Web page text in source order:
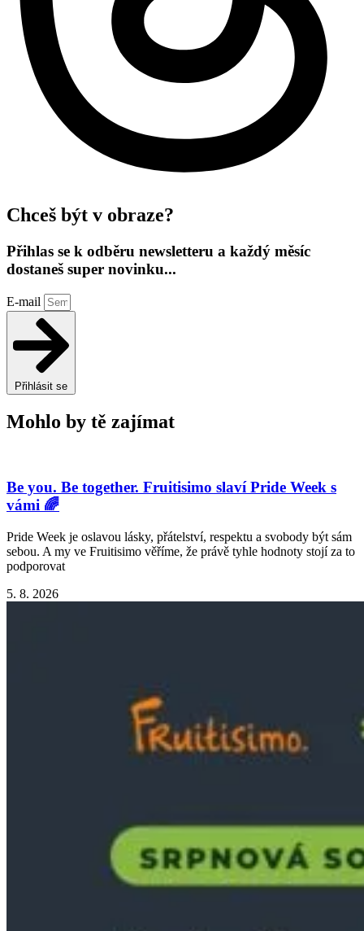
Chceš být v obraze?
Přihlas se k odběru newsletteru a každý měsíc
dostaneš super novinku...
E-mail
Přihlásit se
Mohlo by tě zajímat
Be you. Be together. Fruitisimo slaví Pride Week s
vámi 🌈
Pride Week je oslavou lásky, přátelství, respektu a svobody být sám
sebou. A my ve Fruitisimo věříme, že právě tyhle hodnoty stojí za to
podporovat
5. 8. 2026